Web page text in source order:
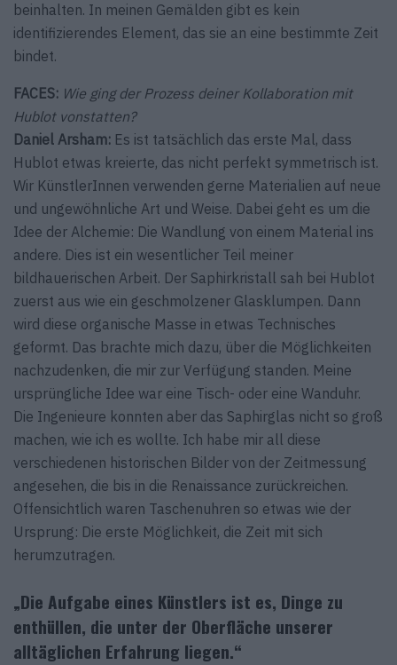
beinhalten. In meinen Gemälden gibt es kein
identifizierendes Element, das sie an eine bestimmte Zeit
bindet.
FACES: Wie ging der Prozess deiner Kollaboration mit
Hublot vonstatten?
Daniel Arsham: Es ist tatsächlich das erste Mal, dass
Hublot etwas kreierte, das nicht perfekt symmetrisch ist.
Wir KünstlerInnen verwenden gerne Materialien auf neue
und ungewöhnliche Art und Weise. Dabei geht es um die
Idee der Alchemie: Die Wandlung von einem Material ins
andere. Dies ist ein wesentlicher Teil meiner
bildhauerischen Arbeit. Der Saphirkristall sah bei Hublot
zuerst aus wie ein geschmolzener Glasklumpen. Dann
wird diese organische Masse in etwas Technisches
geformt. Das brachte mich dazu, über die Möglichkeiten
nachzudenken, die mir zur Verfügung standen. Meine
ursprüngliche Idee war eine Tisch- oder eine Wanduhr.
Die Ingenieure konnten aber das Saphirglas nicht so groß
machen, wie ich es wollte. Ich habe mir all diese
verschiedenen historischen Bilder von der Zeitmessung
angesehen, die bis in die Renaissance zurückreichen.
Offensichtlich waren Taschenuhren so etwas wie der
Ursprung: Die erste Möglichkeit, die Zeit mit sich
herumzutragen.
„Die Aufgabe eines Künstlers ist es, Dinge zu
enthüllen, die unter der Oberfläche unserer
alltäglichen Erfahrung liegen.“